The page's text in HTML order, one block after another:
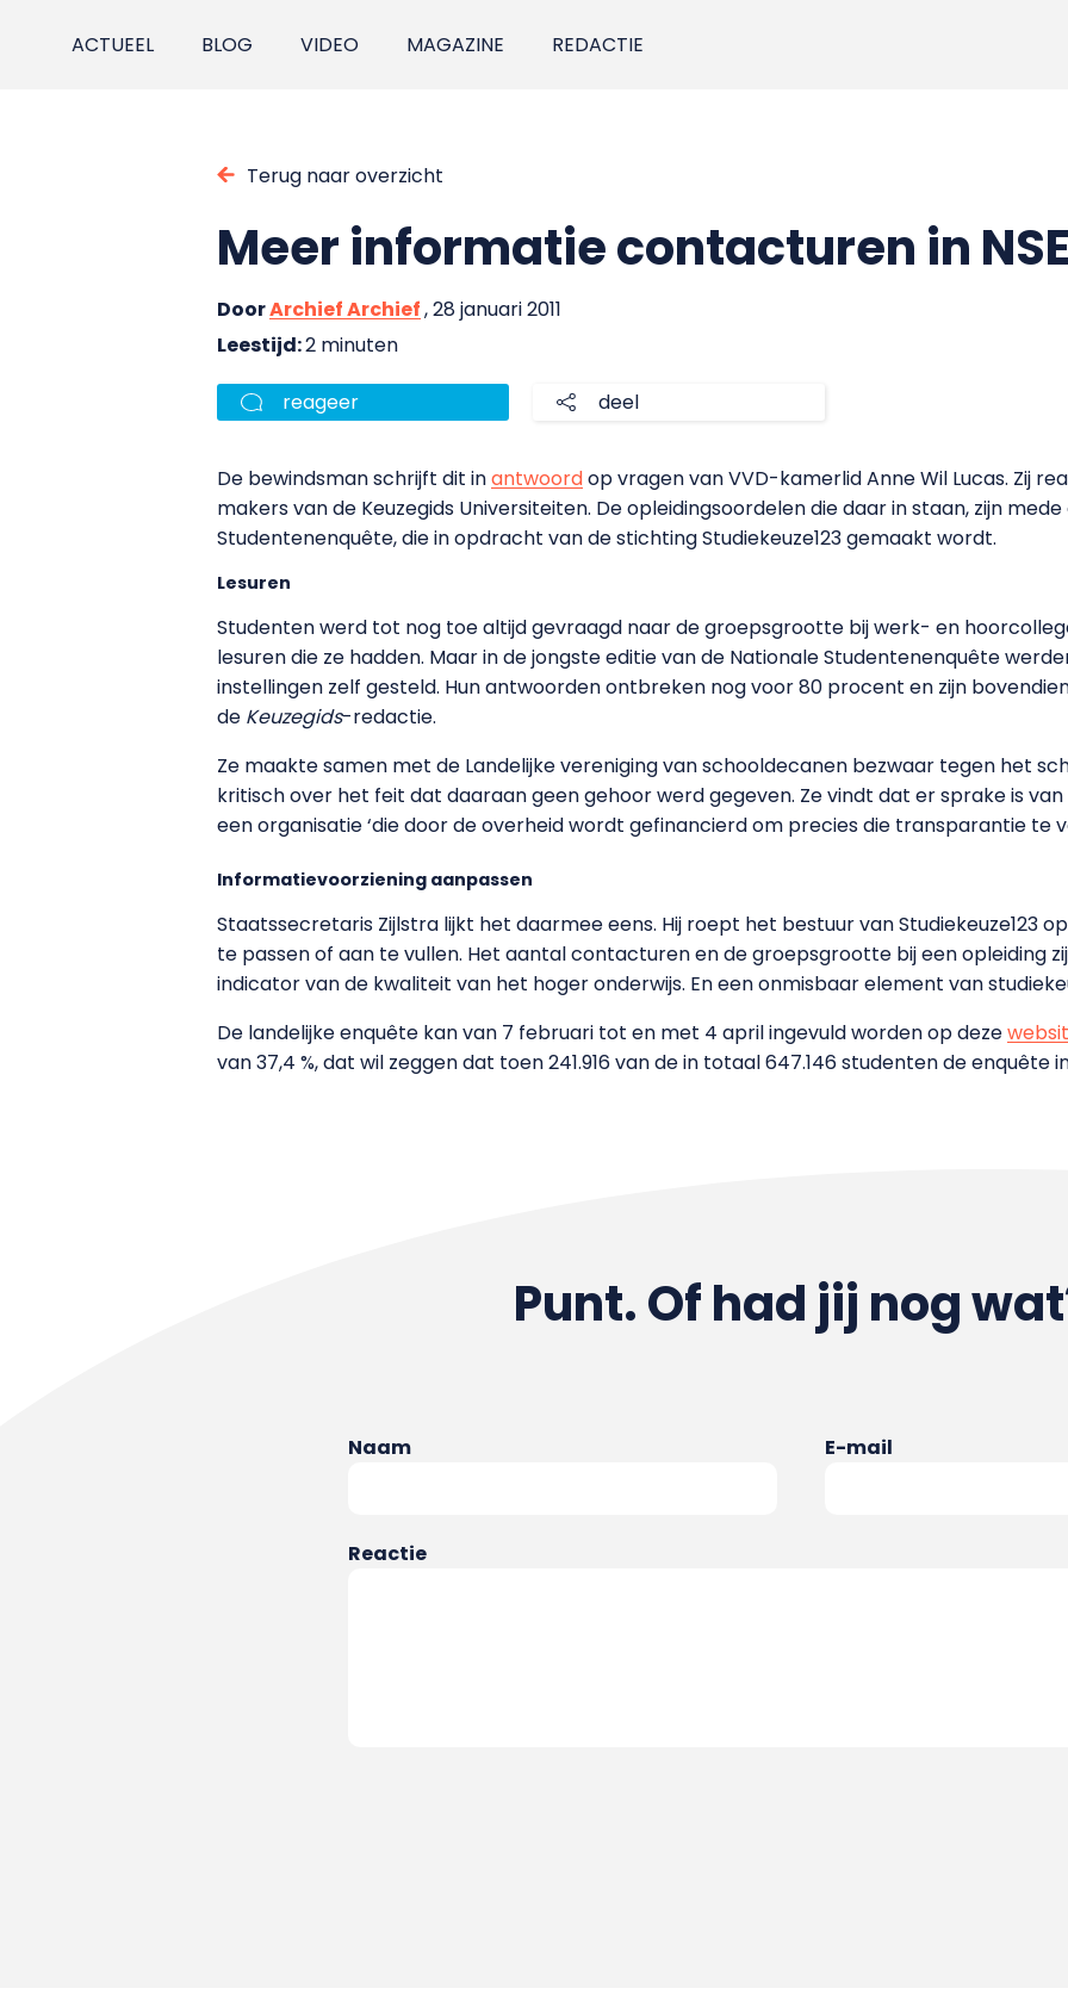
ACTUEEL BLOG VIDEO MAGAZINE REDACTIE
Terug naar overzicht
Meer informatie contacturen in
DoorArchief Archief, 28 januari 2011
Leestijd:2 minuten
reageer deel
De bewindsman schrijft dit inantwoordop vragen van VVD-kamerlid Anne Wil Lucas. Zij
makers van de Keuzegids Universiteiten. De opleidingsoordelen die daar in staan, zijn
Studentenenquête, die in opdracht van de stichting Studiekeuze123 gemaakt wordt.
Lesuren
Studenten werd tot nog toe altijd gevraagd naar de groepsgrootte bij werk- en
lesuren die ze hadden. Maar in de jongste editie van de Nationale Studentenenquête
instellingen zelf gesteld. Hun antwoorden ontbreken nog voor 80 procent en zijn
de Keuzegids-redactie.
Ze maakte samen met de Landelijke vereniging van schooldecanen bezwaar tegen het
kritisch over het feit dat daaraan geen gehoor werd gegeven. Ze vindt dat er sprake is van
een organisatie ‘die door de overheid wordt gefinancierd om precies die transparantie te
Informatievoorziening aanpassen
Staatssecretaris Zijlstra lijkt het daarmee eens. Hij roept het bestuur van Studiekeuze123
te passen of aan te vullen. Het aantal contacturen en de groepsgrootte bij een opleiding
indicator van de kwaliteit van het hoger onderwijs. En een onmisbaar element van
De landelijke enquête kan van 7 februari tot en met 4 april ingevuld worden op deze
van 37,4 %, dat wil zeggen dat toen 241.916 van de in totaal 647.146 studenten de enquête
Punt. Of had jij nog
Naam E-mail
Reactie